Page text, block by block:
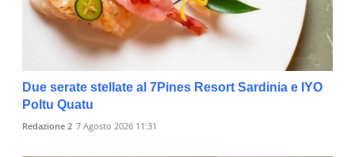
Due serate stellate al 7Pines Resort Sardinia e IYO
Poltu Quatu
Redazione 2 7 Agosto 2026 11:31